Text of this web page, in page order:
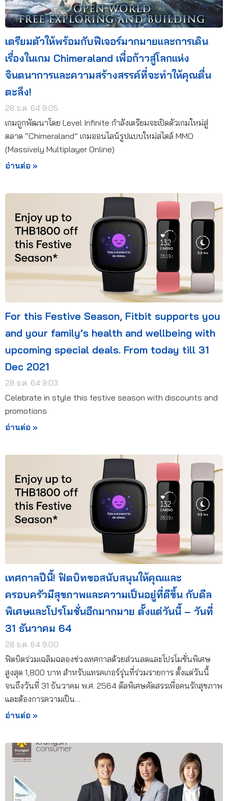
เตรียมตัวให้พร้อมกับฟีเจอร์มากมายและการเดิน
เรื่องในเกม Chimeraland เพื่อก้าวสู่โลกแห่ง
จินตนาการและความสร้างสรรค์ที่จะทำให้คุณตื่น
ตะลึง!
28 ธ.ค. 64 9:05
เกมถูกพัฒนาโดย Level Infinite กำลังเตรียมจะเปิดตัวเกมใหม่สู่
ตลาด “Chimeraland” เกมออนไลน์รูปแบบใหม่สไตล์ MMO
(Massively Multiplayer Online)
อ่านต่อ »
For this Festive Season, Fitbit supports you
and your family’s health and wellbeing with
upcoming special deals. From today till 31
Dec 2021
28 ธ.ค. 64 9:03
Celebrate in style this festive season with discounts and
promotions
อ่านต่อ »
เทศกาลปีนี้! ฟิตบิทขอสนับสนุนให้คุณและ
ครอบครัวมีสุขภาพและความเป็นอยู่ที่ดีขึ้น กับดีล
พิเศษและโปรโมชั่นอีกมากมาย ตั้งแต่วันนี้ – วันที่
31 ธันวาคม 64
28 ธ.ค. 64 9:00
ฟิตบิตร่วมเฉลิมฉลองช่วงเทศกาลด้วยส่วนลดและโปรโมชั่นพิเศษ
สูงสุด 1,800 บาท สำหรับแทรคเกอร์รุ่นที่ร่วมรายการ ตั้งแต่วันนี้
จนถึงวันที่ 31 ธันวาคม พ.ศ. 2564 ดีลพิเศษคัดสรรเพื่อคนรักสุขภาพ
และต้องการความเป็น…
อ่านต่อ »